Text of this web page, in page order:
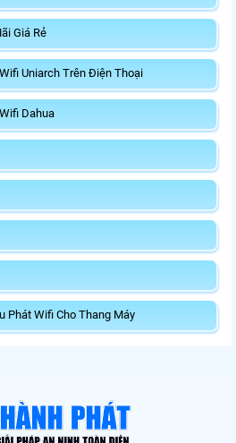
Giá Rẻ
Uniarch Trên Điện Thoại
Dahua
Phát Wifi Cho Thang Máy